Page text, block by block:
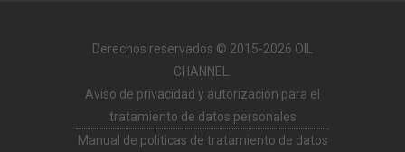
Derechos reservados © 2015-2026 OIL
CHANNEL.
Aviso de privacidad y autorización para el
tratamiento de datos personales
Manual de politicas de tratamiento de datos